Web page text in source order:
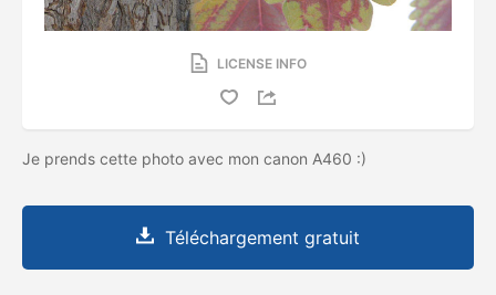
LICENSE INFO
Je prends cette photo avec mon canon A460 :)
Téléchargement gratuit